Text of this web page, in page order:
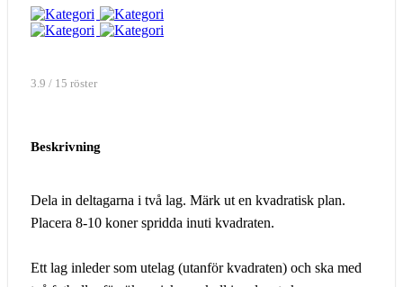
3.9 / 15 röster
Beskrivning
Dela in deltagarna i två lag. Märk ut en kvadratisk plan.
Placera 8-10 koner spridda inuti kvadraten.
Ett lag inleder som utelag (utanför kvadraten) och ska med